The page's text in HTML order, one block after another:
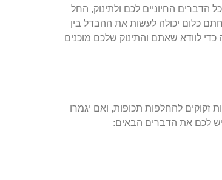
החיוניים לכם ולתינוק, החל
כלום יכולה לעשות את ההבדל בין
לוודא שאתם והתינוק שלכם מוכנים
זקוקים להחלפות תכופות, ואם יגמרו
לכם את הדברים הבאים: